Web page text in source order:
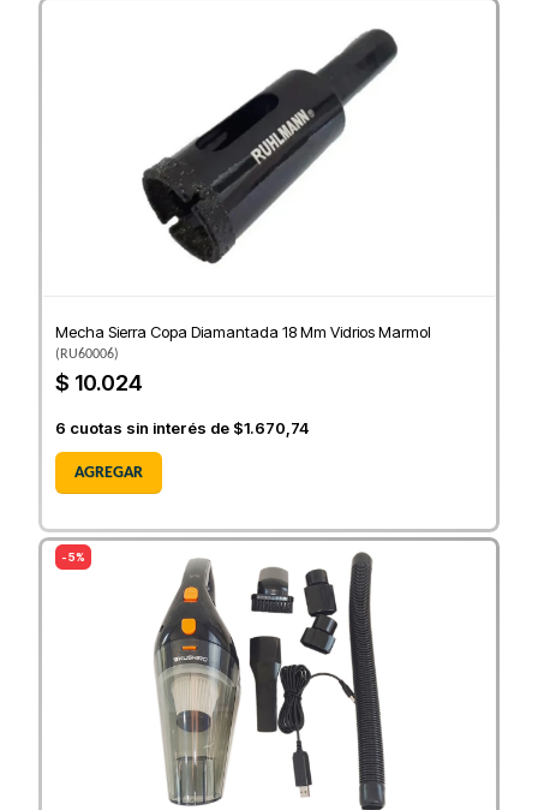
Mecha Sierra Copa Diamantada 18 Mm Vidrios Marmol
(RU60006)
$ 10.024
6 cuotas sin interés de $1.670,74
AGREGAR
- 5%